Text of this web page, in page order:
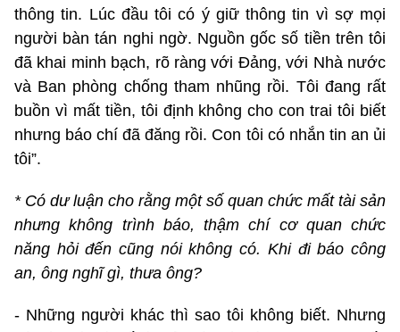
thông tin. Lúc đầu tôi có ý giữ thông tin vì sợ mọi
người bàn tán nghi ngờ. Nguồn gốc số tiền trên tôi
đã khai minh bạch, rõ ràng với Đảng, với Nhà nước
và Ban phòng chống tham nhũng rồi. Tôi đang rất
buồn vì mất tiền, tôi định không cho con trai tôi biết
nhưng báo chí đã đăng rồi. Con tôi có nhắn tin an ủi
tôi”.
* Có dư luận cho rằng một số quan chức mất tài sản
nhưng không trình báo, thậm chí cơ quan chức
năng hỏi đến cũng nói không có. Khi đi báo công
an, ông nghĩ gì, thưa ông?
- Những người khác thì sao tôi không biết. Nhưng